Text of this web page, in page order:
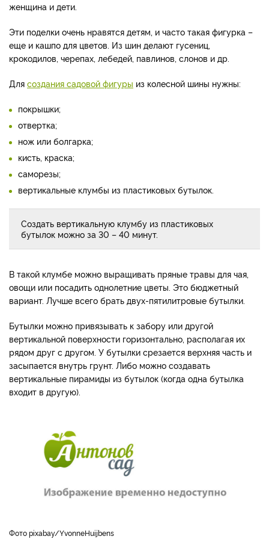
женщина и дети.
Эти поделки очень нравятся детям, и часто такая фигурка –
еще и кашпо для цветов. Из шин делают гусениц,
крокодилов, черепах, лебедей, павлинов, слонов и др.
Для создания садовой фигуры из колесной шины нужны:
покрышки;
отвертка;
нож или болгарка;
кисть, краска;
саморезы;
вертикальные клумбы из пластиковых бутылок.
Создать вертикальную клумбу из пластиковых
бутылок можно за 30 – 40 минут.
В такой клумбе можно выращивать пряные травы для чая,
овощи или посадить однолетние цветы. Это бюджетный
вариант. Лучше всего брать двух-пятилитровые бутылки.
Бутылки можно привязывать к забору или другой
вертикальной поверхности горизонтально, располагая их
рядом друг с другом. У бутылки срезается верхняя часть и
засыпается внутрь грунт. Либо можно создавать
вертикальные пирамиды из бутылок (когда одна бутылка
входит в другую).
фото pixabay/YvonneHuijbens